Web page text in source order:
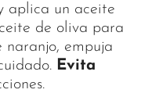
aplica un aceite
de oliva para
empuja
Evita